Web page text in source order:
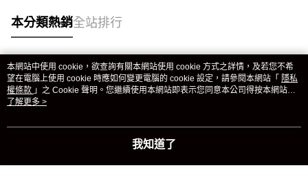
本分類熱銷全站排行
熱門標籤
本網站中使用 cookie，欲查詢有關本網站使用 cookie 方式之詳情，及若您不希
望在電腦上使用 cookie 時應如何變更電腦的 cookie 設定，請參閱本網站「 隱私
權條款 」之 Cookie 聲明。您繼續使用本網站即表示您同意本公司得按本網站使
用條款之 Cookie 聲明使用 cookie。
了解更多 >
我知道了